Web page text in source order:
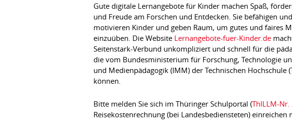
Gute digitale Lernangebote für Kinder machen Spaß,
und Freude am Forschen und Entdecken. Sie befähigen und
motivieren Kinder und geben Raum, um gutes und faires
einzuüben. Die Website Lernangebote-fuer-Kinder.de
Seitenstark-Verbund unkompliziert und schnell für die
die vom Bundesministerium für Forschung, Technologie
und Medienpädagogik (IMM) der Technischen
können.
Bitte melden Sie sich im Thüringer Schulportal (ThILLM-
Reisekostenrechnung (bei Landesbediensteten)